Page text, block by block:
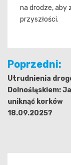
na drodze, aby
przyszłości.
wpisu
Poprzedni:
Utrudnienia
Dolnośląskiem:
uniknąć korków
18.09.2025?